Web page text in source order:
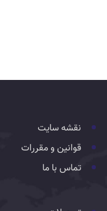
نقشه سایت
قوانین و مقررات
تماس با ما